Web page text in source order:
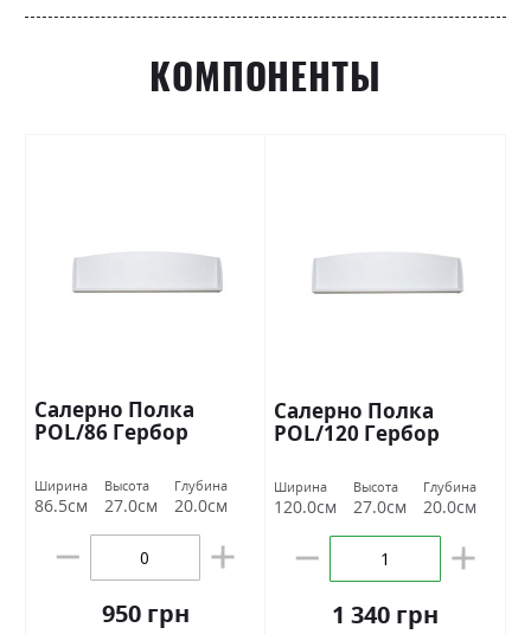
КОМПОНЕНТЫ
Салерно Полка
POL/86 Гербор
Ширина
86.5см
Высота
27.0см
Глубина
20.0см
950 грн
Салерно Полка
POL/120 Гербор
Ширина
120.0см
Высота
27.0см
Глубина
20.0см
1 340 грн